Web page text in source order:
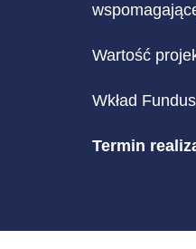
Wartość
Wkład
Termin